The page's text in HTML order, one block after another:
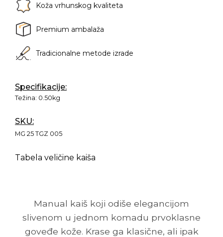
Koža vrhunskog kvaliteta
Premium ambalaža
Tradicionalne metode izrade
Specifikacije:
Težina: 0.50kg
SKU:
MG 25 TGZ 005
Tabela veličine kaiša
Manual kaiš koji odiše elegancijom
slivenom u jednom komadu prvoklasne
goveđe kože. Krase ga klasične, ali ipak